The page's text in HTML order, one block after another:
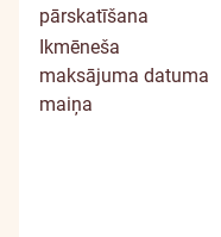
pārskatīšana
Ikmēneša
maksājuma datuma
maiņa